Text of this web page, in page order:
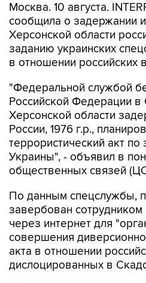
Москва. 10 августа.
сообщила о задержании
Херсонской области
заданию украинских
в отношении российских
"Федеральной службой
Российской Федерации в
Херсонской области
России, 1976 г.р.,
террористический акт
Украины", - объявил в
общественных связей
По данным спецслужбы,
завербован
через интернет для
совершения
акта в отношении
дислоцированных в